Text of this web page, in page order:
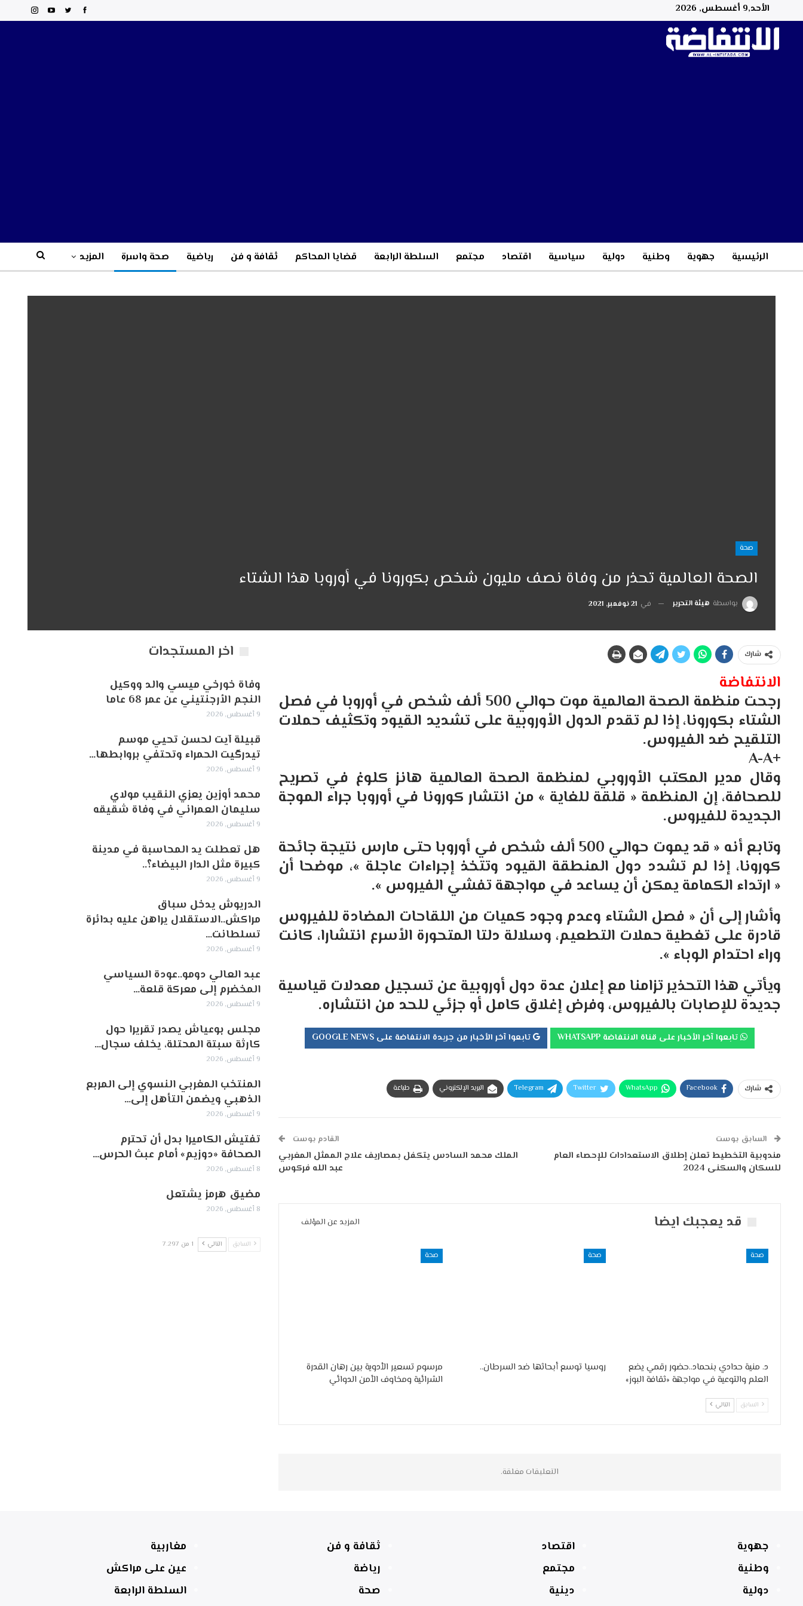
الأحد,9 أغسطس, 2026
الرئيسية جهوية وطنية دولية سياسية اقتصاد مجتمع السلطة الرابعة قضايا المحاكم ثقافة و فن رياضية صحة واسرة المزيد
صحة
الصحة العالمية تحذر من وفاة نصف مليون شخص بكورونا في أوروبا هذا الشتاء
بواسطة هيئة التحرير في 21 نوفمبر, 2021
شارك
الانتفاضة
رجحت منظمة الصحة العالمية موت حوالي 500 ألف شخص في أوروبا في فصل
الشتاء بكورونا، إذا لم تقدم الدول الأوروبية على تشديد القيود وتكثيف حملات
التلقيح ضد الفيروس.
+A-A
وقال مدير المكتب الأوروبي لمنظمة الصحة العالمية هانز كلوغ في تصريح
للصحافة، إن المنظمة « قلقة للغاية » من انتشار كورونا في أوروبا جراء الموجة
الجديدة للفيروس.
وتابع أنه « قد يموت حوالي 500 ألف شخص في أوروبا حتى مارس نتيجة جائحة
كورونا، إذا لم تشدد دول المنطقة القيود وتتخذ إجراءات عاجلة »، موضحا أن
« ارتداء الكمامة يمكن أن يساعد في مواجهة تفشي الفيروس ».
وأشار إلى أن « فصل الشتاء وعدم وجود كميات من اللقاحات المضادة للفيروس
قادرة على تغطية حملات التطعيم، وسلالة دلتا المتحورة الأسرع انتشارا، كانت
وراء احتدام الوباء ».
ويأتي هذا التحذير تزامنا مع إعلان عدة دول أوروبية عن تسجيل معدلات قياسية
جديدة للإصابات بالفيروس، وفرض إغلاق كامل أو جزئي للحد من انتشاره.
تابعوا آخر الأخبار من جريدة الانتفاضة على GOOGLE NEWS تابعوا آخر الأخبار على قناة الانتفاضة WHATSAPP
شارك Facebook
WhatsApp
Twitter
Telegram البريد الإلكتروني طباعة
السابق بوست
مندوبية التخطيط تعلن إطلاق الاستعدادات للإحصاء العام
للسكان والسكنى 2024
القادم بوست
الملك محمد السادس يتكفل بمصاريف علاج الممثل المغربي
عبد الله فركوس
قد يعجبك ايضا المزيد عن المؤلف
صحة
د. منية حدادي بنحماد..حضور رقمي يضع
العلم والتوعية في مواجهة «ثقافة البوز»
صحة
روسيا توسع أبحاثها ضد السرطان..
صحة
مرسوم تسعير الأدوية بين رهان القدرة
الشرائية ومخاوف الأمن الدوائي
السابق التالي
التعليقات مغلقة.
اخر المستجدات
وفاة خورخي ميسي والد ووكيل
النجم الأرجنتيني عن عمر 68 عاما
9 أغسطس, 2026
قبيلة آيت لحسن تحيي موسم
تيدرگيت الحمراء وتحتفي بروابطها…
9 أغسطس, 2026
محمد أوزين يعزي النقيب مولاي
سليمان العمراني في وفاة شقيقه
9 أغسطس, 2026
هل تعطلت يد المحاسبة في مدينة
كبيرة مثل الدار البيضاء؟..
9 أغسطس, 2026
الدريوش يدخل سباق
مراكش..الاستقلال يراهن عليه بدائرة
تسلطانت…
9 أغسطس, 2026
عبد العالي دومو..عودة السياسي
المخضرم إلى معركة قلعة…
9 أغسطس, 2026
مجلس بوعياش يصدر تقريرا حول
كارثة سبتة المحتلة، يخلف سجال…
9 أغسطس, 2026
المنتخب المغربي النسوي إلى المربع
الذهبي ويضمن التأهل إلى…
9 أغسطس, 2026
تفتيش الكاميرا بدل أن تحترم
الصحافة «دوزيم» أمام عبث الحرس…
8 أغسطس, 2026
مضيق هرمز يشتعل
8 أغسطس, 2026
السابق التالي 1 من 7٬297
جهوية
وطنية
دولية
اقتصاد
مجتمع
دينية
ثقافة و فن
رياضة
صحة
مغاربية
عين على مراكش
السلطة الرابعة